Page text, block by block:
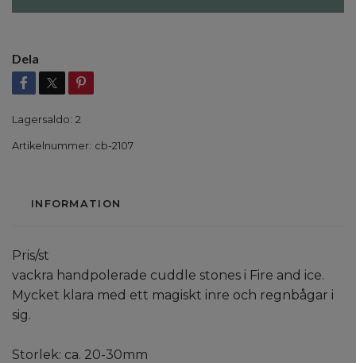
Dela
Lagersaldo: 2
Artikelnummer: cb-2107
INFORMATION
Pris/st
vackra handpolerade cuddle stones i Fire and ice.
Mycket klara med ett magiskt inre och regnbågar i
sig.
Storlek: ca. 20-30mm